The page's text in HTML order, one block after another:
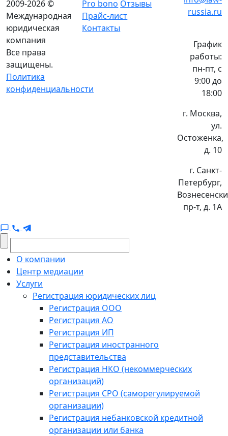
2009-2026 ©
Международная
юридическая
компания
Все права
защищены.
Политика
конфиденциальности
Pro bono Отзывы
Прайс-лист
Контакты
russia.ru
График
работы:
пн-пт, с
9:00 до
18:00
г. Москва,
ул.
Остоженка,
д. 10
г. Санкт-
Петербург,
пр-т, д. 1А
О компании
Центр медиации
Услуги
Регистрация юридических лиц
Регистрация ООО
Регистрация АО
Регистрация ИП
Регистрация иностранного
представительства
Регистрация НКО (некоммерческих
организаций)
Регистрация СРО (саморегулируемой
организации)
Регистрация небанковской кредитной
организации или банка